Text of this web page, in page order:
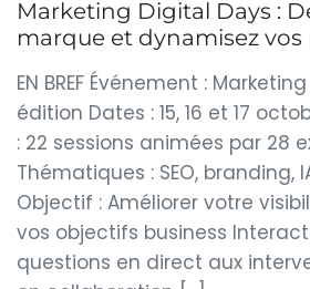
Marketing Digital Days :
marque et dynamisez
EN BREF Événement :
édition Dates : 15, 16 et 17
: 22 sessions animées par 28
Thématiques : SEO, branding,
Objectif : Améliorer votre
vos objectifs business
questions en direct aux